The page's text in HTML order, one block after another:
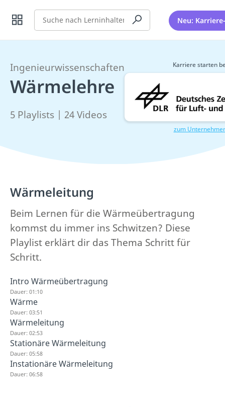
Suche Neu:
Ingenieurwissenschaften
Wärmelehre
5 Playlists | 24 Videos
Karriere starten
zum
Wärmeleitung
Beim Lernen für die Wärmeübertragung
kommst du immer ins Schwitzen? Diese
Playlist erklärt dir das Thema Schritt für
Schritt.
Intro Wärmeübertragung
Dauer: 01:10
Wärme
Dauer: 03:51
Wärmeleitung
Dauer: 02:53
Stationäre Wärmeleitung
Dauer: 05:58
Instationäre Wärmeleitung
Dauer: 06:58